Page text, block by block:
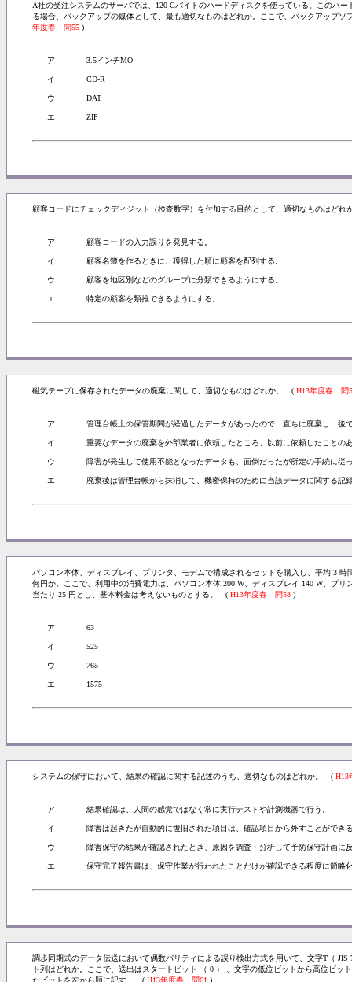
A社の受注システムのサーバでは、120 Gバイトのハードディスクを使っている。このハ
る場合、バックアップの媒体として、最も適切なものはどれか。ここで、バックアップ
年度春 問55 )
ア 3.5インチMO
イ CD-R
ウ DAT
エ ZIP
顧客コードにチェックディジット（検査数字）を付加する目的として、適切なものはど
ア 顧客コードの入力誤りを発見する。
イ 顧客名簿を作るときに、獲得した順に顧客を配列する。
ウ 顧客を地区別などのグループに分類できるようにする。
エ 特定の顧客を類推できるようにする。
磁気テープに保存されたデータの廃棄に関して、適切なものはどれか。 ( H13年度春 問
ア 管理台帳上の保管期間が経過したデータがあったので、直ちに廃棄し、後
イ 重要なデータの廃棄を外部業者に依頼したところ、以前に依頼したことの
ウ 障害が発生して使用不能となったデータも、面倒だったが所定の手続に従
エ 廃棄後は管理台帳から抹消して、機密保持のために当該データに関する記
パソコン本体、ディスプレイ、プリンタ、モデムで構成されるセットを購入し、平均 3
何円か。ここで、利用中の消費電力は、パソコン本体 200 W、ディスプレイ 140 W、プ
当たり 25 円とし、基本料金は考えないものとする。 ( H13年度春 問58 )
ア 63
イ 525
ウ 765
エ 1575
システムの保守において、結果の確認に関する記述のうち、適切なものはどれか。 (
ア 結果確認は、人間の感覚ではなく常に実行テストや計測機器で行う。
イ 障害は起きたが自動的に復旧された項目は、確認項目から外すことができ
ウ 障害保守の結果が確認されたとき、原因を調査・分析して予防保守計画に
エ 保守完了報告書は、保守作業が行われたことだけが確認できる程度に簡略
調歩同期式のデータ伝送において偶数パリティによる誤り検出方式を用いて、文字T（
ト列はどれか。ここで、送出はスタートビット （ 0 ） 、文字の低位ビットから高位ビッ
たビットを左から順に記す。 ( H13年度春 問61 )